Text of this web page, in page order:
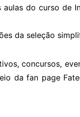
do curso de
da seleção
concursos,
da fan page